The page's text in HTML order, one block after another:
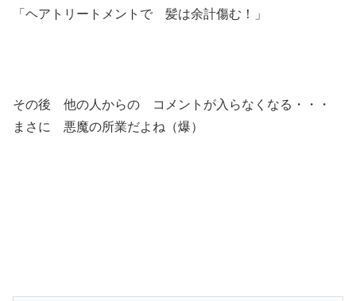
「ヘアトリートメントで 髪は余計傷む！」
その後 他の人からの コメントが入らなくなる・・・
まさに 悪魔の所業だよね（爆）